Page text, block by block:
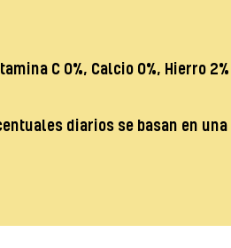
C 0%, Calcio 0%, Hierro 2%
diarios se basan en